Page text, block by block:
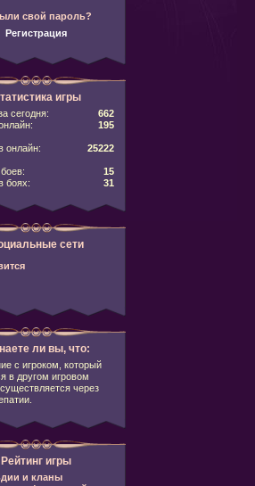
свой пароль?
Регистрация
игры
сегодня:
662
195
онлайн: 25222
15
боях:
31
сети
ли вы, что:
с игроком, который
в другом игровом
через
Рейтинг игры
и кланы